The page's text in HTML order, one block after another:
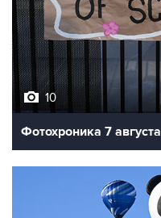
10
Фотохроника 7 августа